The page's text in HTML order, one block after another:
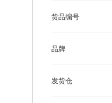
货品编号
品牌
发货仓